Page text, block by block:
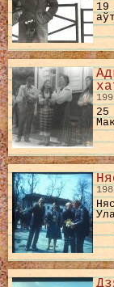
19
25